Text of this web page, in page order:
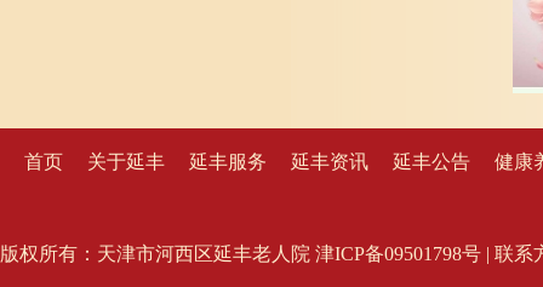
首页 关于延丰 延丰服务 延丰资讯 延丰公告 健康
版权所有：天津市河西区延丰老人院 津ICP备09501798号 | 联系